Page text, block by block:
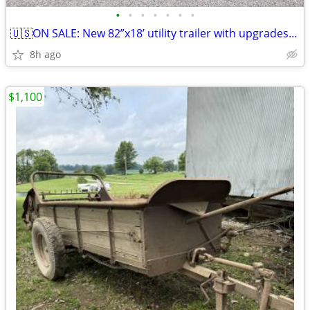
• • • • • • •
🇺🇸ON SALE: New 82”x18’ utility trailer with upgrades *Gray*
8h ago
$1,100